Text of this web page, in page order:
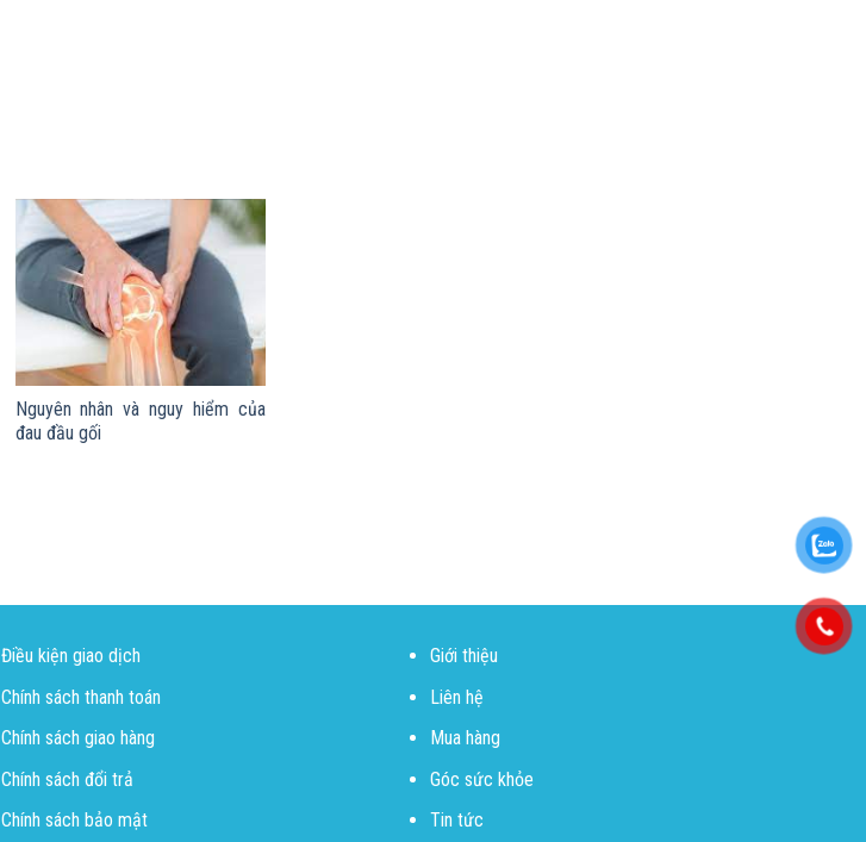
Nguyên nhân và nguy hiểm của
đau đầu gối
Điều kiện giao dịch
Chính sách thanh toán
Chính sách giao hàng
Chính sách đổi trả
Chính sách bảo mật
Giới thiệu
Liên hệ
Mua hàng
Góc sức khỏe
Tin tức